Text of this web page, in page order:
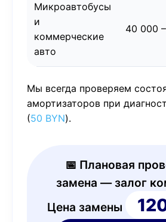
Микроавтобусы
и
коммерческие
авто
40 000
Мы всегда проверяем
амортизаторов при
(50 BYN).
📅 Плановая
замена — залог
Цена замены